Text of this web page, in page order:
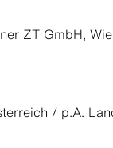
ZT GmbH,
/ p.A.